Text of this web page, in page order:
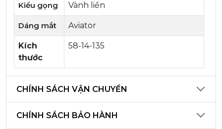
Kiểu gọng Vành liền
Dáng mắt Aviator
Kích
thước
58-14-135
CHÍNH SÁCH VẬN CHUYỂN
CHÍNH SÁCH BẢO HÀNH